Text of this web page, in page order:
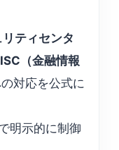
ティセンタ
（金融情報
対応を公式に
明示的に制御